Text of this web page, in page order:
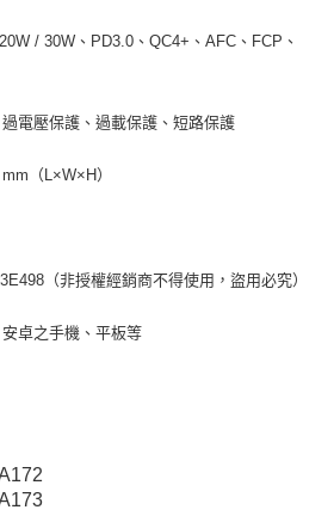
/ 30W、PD3.0、QC4+、AFC、FCP、
電壓保護、過載保護、短路保護
（L×W×H）
（非授權經銷商不得使用，盜用必究）
卓之手機、平板等